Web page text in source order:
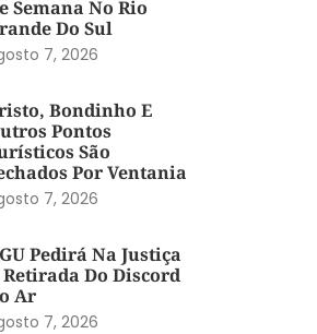
Semana No Rio
Do Sul
7, 2026
Bondinho E
Pontos
São
Por Ventania
7, 2026
Pedirá Na Justiça
Retirada Do Discord
Ar
7, 2026